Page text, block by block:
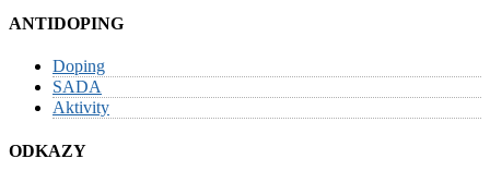
ANTIDOPING
Doping
SADA
Aktivity
ODKAZY